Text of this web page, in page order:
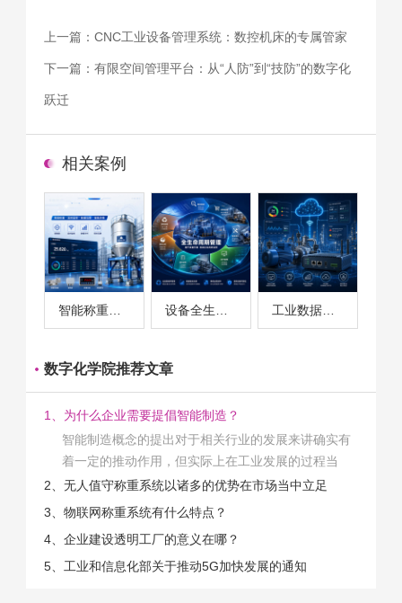
上一篇： CNC工业设备管理系统：数控机床的专属管家
下一篇： 有限空间管理平台：从“人防”到“技防”的数字化
跃迁
相关案例
智能称重系统案例 工业数据采集与设备监控案例
数字化学院推荐文章
1、为什么企业需要提倡智能制造？
智能制造概念的提出对于相关行业的发展来讲确实有
着一定的推动作用，但实际上在工业发展的过程当
中，能够推动相关产业发展的具体结束是非常的多
的。那么为什么企业一定需要...
2、无人值守称重系统以诸多的优势在市场当中立足
3、物联网称重系统有什么特点？
4、企业建设透明工厂的意义在哪？
5、工业和信息化部关于推动5G加快发展的通知